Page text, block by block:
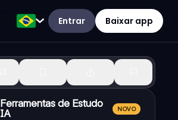
Entrar Baixar app
Ferramentas de Estudo
IA
NOVO